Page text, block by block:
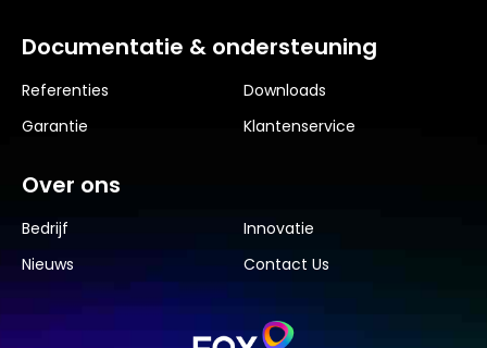
Documentatie & ondersteuning
Referenties
Downloads
Garantie
Klantenservice
Over ons
Bedrijf
Innovatie
Nieuws
Contact Us